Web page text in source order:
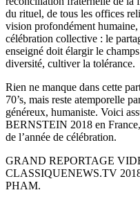
du rituel, de tous les offices
vision profondément
célébration collective : le
enseigné doit élargir le
diversité, cultiver la tolérance.
Rien ne manque dans cette
70’s, mais reste atemporelle
généreux, humaniste. Voici
BERNSTEIN 2018 en
de l’année de célébration.
GRAND REPORTAGE
CLASSIQUENEWS.TV
PHAM.